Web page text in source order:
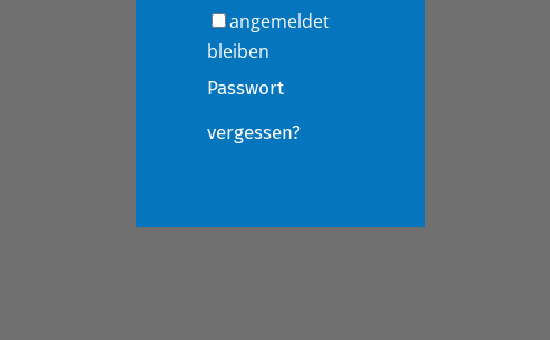
angemeldet
bleiben
Passwort
vergessen?